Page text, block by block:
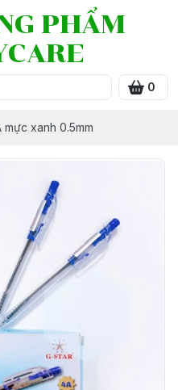
PHẨM
0
mực xanh 0.5mm